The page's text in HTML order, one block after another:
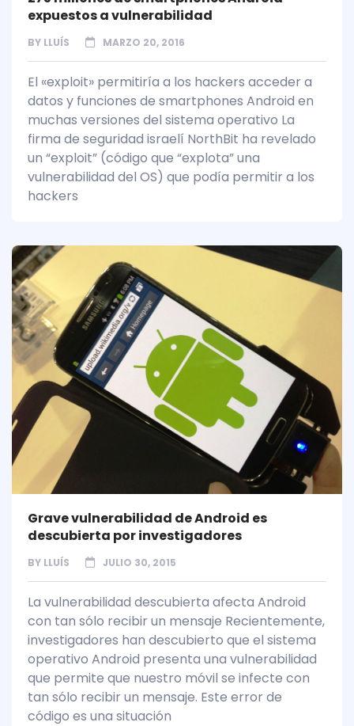
expuestos a vulnerabilidad
BY LLUÍS MARZO 20, 2016
El «exploit» permitiría a los hackers acceder a
datos y funciones de smartphones Android en
muchas versiones del sistema operativo La
firma de seguridad israelí NorthBit ha revelado
un “exploit” (código que “explota” una
vulnerabilidad del OS) que podía permitir a los
hackers
Grave vulnerabilidad de Android es
descubierta por investigadores
BY LLUÍS JULIO 30, 2015
La vulnerabilidad descubierta afecta Android
con tan sólo recibir un mensaje Recientemente,
investigadores han descubierto que el sistema
operativo Android presenta una vulnerabilidad
que permite que nuestro móvil se infecte con
tan sólo recibir un mensaje. Este error de
código es una situación